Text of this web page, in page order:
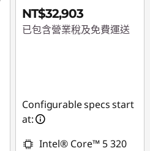
NT$32,903
已包含營業稅及免費運送
Configurable specs start
at:
Intel® Core™ 5 320